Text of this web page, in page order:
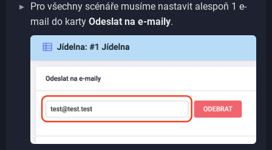
Pro všechny scénáře musíme nastavit alespoň 1 e-
mail do karty Odeslat na e-maily.